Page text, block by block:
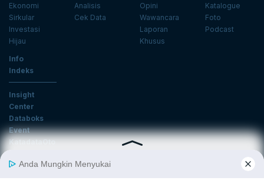
Ekonomi
Sirkular
Investasi
Hijau
Analisis
Cek Data
Opini
Wawancara
Laporan
Khusus
Katalogue
Foto
Podcast
Info
Indeks
Insight
Center
Databoks
Event
KatadataOto